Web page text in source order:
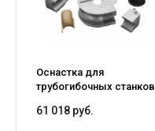
Оснастка для
трубогибочных станков
круглая труба
61 018 руб.